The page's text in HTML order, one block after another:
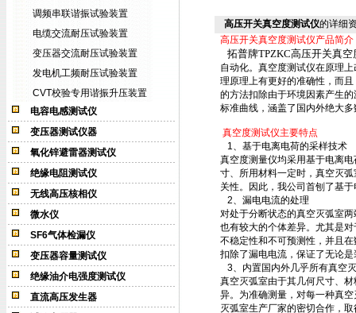
调频串联谐振试验装置
电缆交流耐压试验装置
变压器交流耐压试验装置
发电机工频耐压试验装置
CVT校验专用谐振升压装置
电容电感测试仪
变压器测试仪器
氧化锌避雷器测试仪
绝缘电阻测试仪
无线高压核相仪
微水仪
SF6气体检漏仪
变压器容量测试仪
绝缘油介电强度测试仪
直流高压发生器
高压开关真空度测试仪的详细
高压开关真空度测试仪产品简介
拓普牌TPZKC高压开关真空
自动化。真空度测试仪在原理
理原理上有更好的准确性，而
的方法扣除由于环境因素产生
标准曲线，涵盖了国内外绝大多
真空度测试仪主要特点
1、基于电离电荷的采样技术
真空度测量仪均采用基于电离
寸、所用材料一定时，真空灭
关性。因此，我公司首刨了基
2、漏电电流的处理
对处于分断状态的真空灭弧室
也有较大的个体差异。尤其是
不稳定性和不可预测性，并且在
扣除了漏电电流，保证了无论
3、内置国内外几乎所有真空
真空灭弧室由于其几何尺寸、
异。为准确测量，对每一种真
灭弧室生产厂家的密切合作，